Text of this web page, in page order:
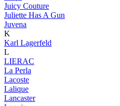
Juicy Couture
Juliette Has A Gun
Juvena
K
Karl Lagerfeld
L
LIERAC
La Perla
Lacoste
Lalique
Lancaster